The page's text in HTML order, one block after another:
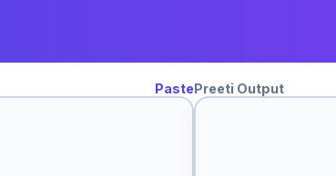
PastePreeti Output